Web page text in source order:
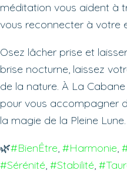
méditation vous aident à
vous reconnecter à votre
Osez lâcher prise et
brise nocturne, laissez
de la nature. À La
pour vous accompagner
la magie de la Pleine Lune.
🌿#BienÊtre, #Harmonie,
#Sérénité, #Stabilité,